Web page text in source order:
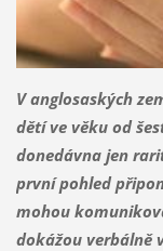
V anglosaských
dětí ve věku od
donedávna jen
první pohled
mohou
dokážou verbálně